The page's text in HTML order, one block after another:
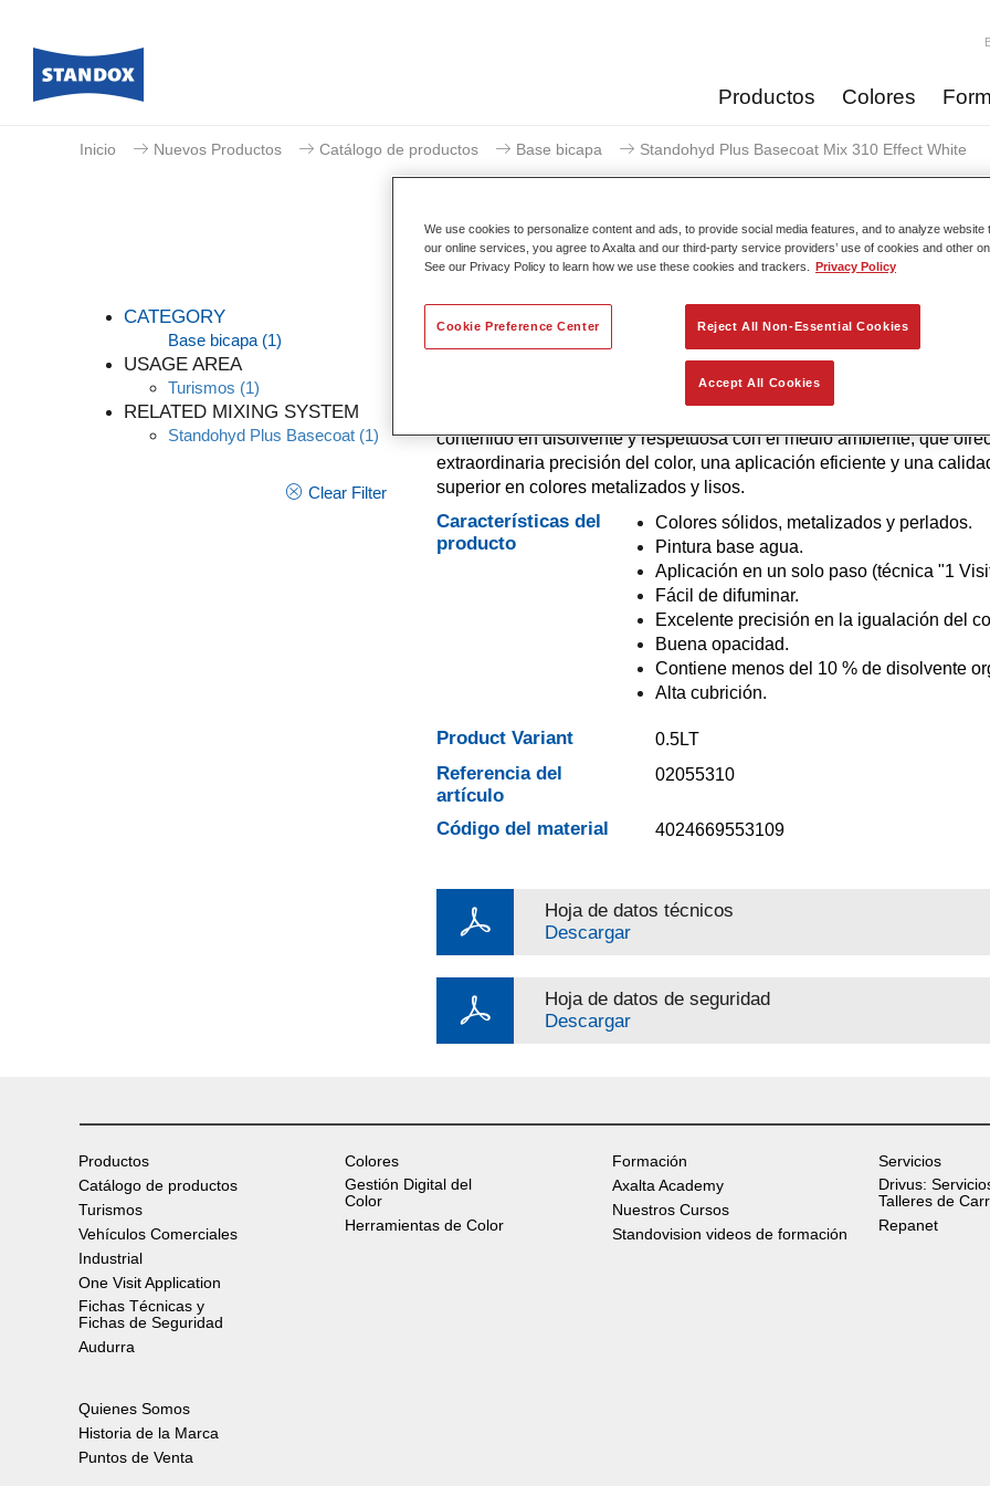
Productos Colores
Inicio Nuevos Productos Catálogo de productos Base bicapa Standohyd Plus Basecoat Mix 310 Effect White
CATEGORY
Base bicapa (1)
USAGE AREA
Turismos (1)
RELATED MIXING SYSTEM
Standohyd Plus Basecoat (1)
Clear Filter
Standohyd Plus Basecoat
Standohyd Plus es uno de los sistemas de base bicapa más eficientes,
contenido en disolvente y respetuosa con el medio ambiente, que
extraordinaria precisión del color, una aplicación eficiente y una
superior en colores metalizados y lisos.
Características del
producto
Colores sólidos, metalizados y perlados.
Pintura base agua.
Aplicación en un solo paso (técnica "1
Fácil de difuminar.
Excelente precisión en la igualación del
Buena opacidad.
Contiene menos del 10 % de disolvente
Alta cubrición.
Product Variant 0.5LT
Referencia del
artículo
02055310
Código del material 4024669553109
Hoja de datos técnicos
Descargar
Hoja de datos de seguridad
Descargar
Productos
Catálogo de productos
Turismos
Vehículos Comerciales
Industrial
One Visit Application
Fichas Técnicas y
Fichas de Seguridad
Audurra
Colores
Gestión Digital del
Color
Herramientas de Color
Formación
Axalta Academy
Nuestros Cursos
Standovision videos de formación
Servicios
Drivus:
Talleres de
Repanet
Quienes Somos
Historia de la Marca
Puntos de Venta
We use cookies to personalize content and ads, to provide social media features, and to analyze website
our online services, you agree to Axalta and our third-party service providers’ use of cookies and other
See our Privacy Policy to learn how we use these cookies and trackers.
Privacy Policy
Reject All Non-Essential Cookies
Accept All Cookies
Cookie Preference Center